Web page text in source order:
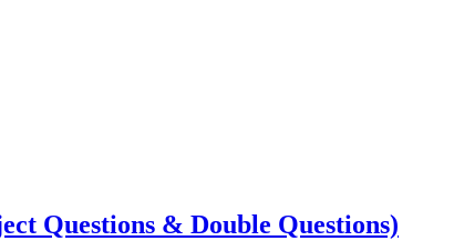
Questions & Double Questions)